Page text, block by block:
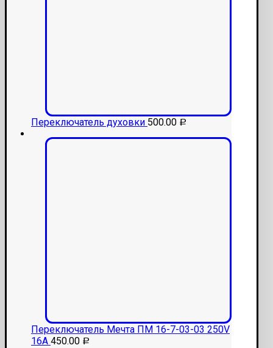
Переключатель духовки 500.00 Р
Переключатель Мечта ПМ 16-7-03-03 250V
16A 450.00 Р